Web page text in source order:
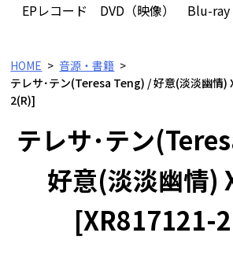
EPレコード
DVD（映像） Blu-
HOME
音源・書籍
テレサ･テン(Teresa Teng) / 好意(淡淡幽情)
2(R)]
テレサ･テン
好意(淡淡幽情)
[XR817121-